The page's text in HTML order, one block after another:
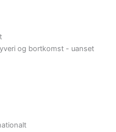
og bortkomst - uanset